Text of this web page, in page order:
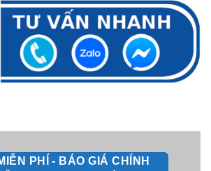
PHÍ - BÁO GIÁ CHÍNH